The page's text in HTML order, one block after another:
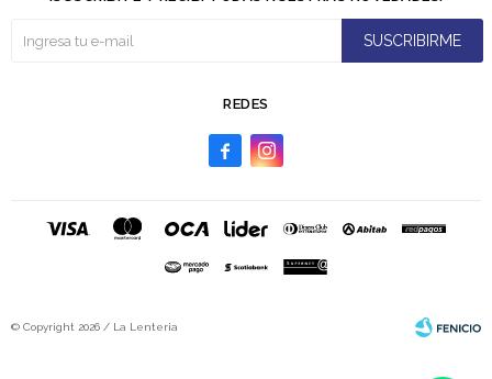
REDES
 
SUSCRIBIRME
© Copyright 2026 / La Lenteria